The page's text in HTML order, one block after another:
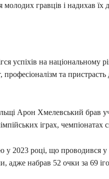
гравців і надихав
успіхів на національному
та
Арон Хмелевський брав
іграх, чемпіонатах
у 2023 році, що проводився
адже набрав 52 очки за 69